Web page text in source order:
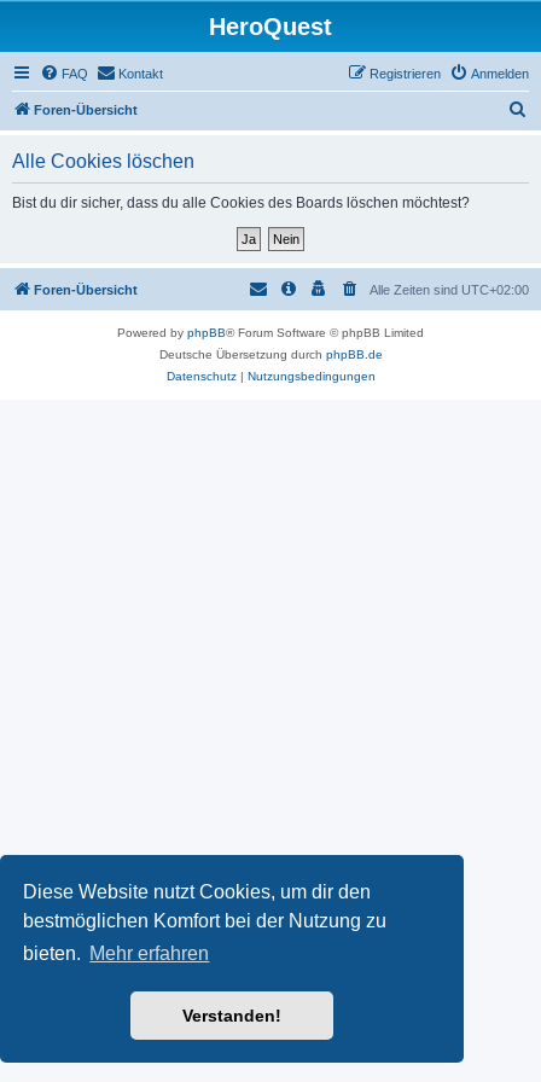
Diese Website nutzt Cookies, um dir den
bestmöglichen Komfort bei der Nutzung zu
bieten. Mehr erfahren
Verstanden!
HeroQuest
FAQ Kontakt Anmelden
Registrieren
Foren-Übersicht
Alle Cookies löschen
Bist du dir sicher, dass du alle Cookies des Boards löschen möchtest?
Foren-Übersicht Alle Zeiten sind UTC+02:00
Powered by phpBB® Forum Software © phpBB Limited
Deutsche Übersetzung durch phpBB.de
Datenschutz| Nutzungsbedingungen